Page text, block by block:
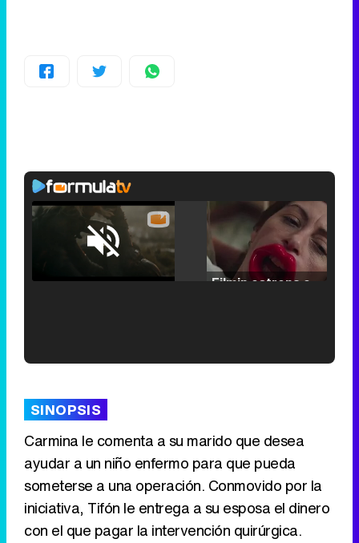
Unmute /
Loaded:
SINOPSIS
Carmina le comenta a su marido que desea
ayudar a un niño enfermo para que pueda
someterse a una operación. Conmovido por la
iniciativa, Tifón le entrega a su esposa el dinero
con el que pagar la intervención quirúrgica.